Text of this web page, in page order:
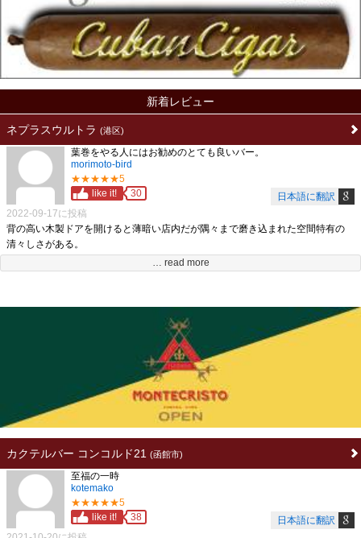
新着レビュー
ネプラスウルトラ (港区)
日本語に翻訳
葉巻をやる人にはお勧めのとても良いバー。
morimoto-bird
★★★★★5
like it!
30
2022-09-17に投稿
背の高い木製ドアを開けると薄暗い店内だが隅々まで磨き込まれた空間特有の
清々しさがある。
店の間口は狭いが奥行きのある造りでその奥行き分程もある長いカウンターが迎
えてくれる。
る。
口数少なめで付かず離れず良い感じ。
酒はウイスキーはもちろん旬の果物を使ったカクテルなど豊富。
葉巻:種類は多くないが葉巻メニュー有り。葉巻を吸う際には葉巻セット［シガ
ーシーザー、シガーライター、灰皿など］を出してくれる。
… read more
カクテルバー コンコルド21 (函館市)
日本語に翻訳
至福の一時
kotemako
★★★★★5
like it!
38